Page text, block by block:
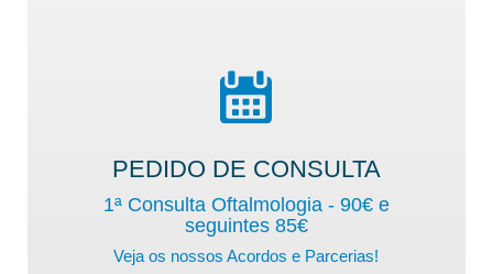
PEDIDO DE CONSULTA
1ª Consulta Oftalmologia - 90€ e
seguintes 85€
Veja os nossos Acordos e Parcerias!